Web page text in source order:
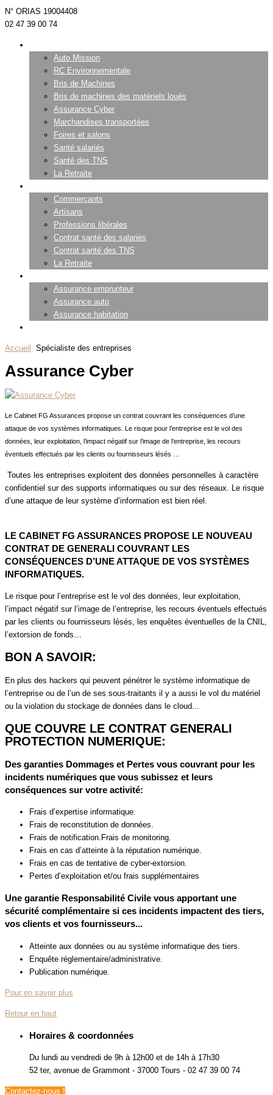
N° ORIAS 19004408
02 47 39 00 74
Auto Mission
RC Environnementale
Bris de Machines
Bris de machines des matériels loués
Assurance Cyber
Marchandises transportées
Foires et salons
Santé salariés
Santé des TNS
La Retraite
Commerçants
Artisans
Professions libérales
Contrat santé des salariés
Contrat santé des TNS
La Retraite
Assurance emprunteur
Assurance auto
Assurance habitation
Accueil Spécialiste des entreprises
Assurance Cyber
Le Cabinet FG Assurances propose un contrat couvrant les conséquences d’une
attaque de vos systèmes informatiques. Le risque pour l’entreprise est le vol des
données, leur exploitation, l’impact négatif sur l’image de l’entreprise, les recours
éventuels effectués par les clients ou fournisseurs lésés …
Toutes les entreprises exploitent des données personnelles à caractère
confidentiel sur des supports informatiques ou sur des réseaux. Le risque
d’une attaque de leur système d’information est bien réel.
LE CABINET FG ASSURANCES PROPOSE LE NOUVEAU
CONTRAT DE GENERALI COUVRANT LES
CONSÉQUENCES D’UNE ATTAQUE DE VOS SYSTÈMES
INFORMATIQUES.
Le risque pour l’entreprise est le vol des données, leur exploitation,
l’impact négatif sur l’image de l’entreprise, les recours éventuels effectués
par les clients ou fournisseurs lésés, les enquêtes éventuelles de la CNIL,
l’extorsion de fonds…
BON A SAVOIR:
En plus des hackers qui peuvent pénétrer le système informatique de
l’entreprise ou de l’un de ses sous-traitants il y a aussi le vol du matériel
ou la violation du stockage de données dans le cloud...
QUE COUVRE LE CONTRAT GENERALI
PROTECTION NUMERIQUE:
Des garanties Dommages et Pertes vous couvrant pour les
incidents numériques que vous subissez et leurs
conséquences sur votre activité:
Frais d’expertise informatique.
Frais de reconstitution de données.
Frais de notification.Frais de monitoring.
Frais en cas d’atteinte à la réputation numérique.
Frais en cas de tentative de cyber-extorsion.
Pertes d’exploitation et/ou frais supplémentaires
Une garantie Responsabilité Civile vous apportant une
sécurité complémentaire si ces incidents impactent des tiers,
vos clients et vos fournisseurs...
Atteinte aux données ou au système informatique des tiers.
Enquête réglementaire/administrative.
Publication numérique.
Pour en savoir plus
Retour en haut
Horaires & coordonnées
Du lundi au vendredi de 9h à 12h00 et de 14h à 17h30
52 ter, avenue de Grammont - 37000 Tours - 02 47 39 00 74
Contactez-nous !